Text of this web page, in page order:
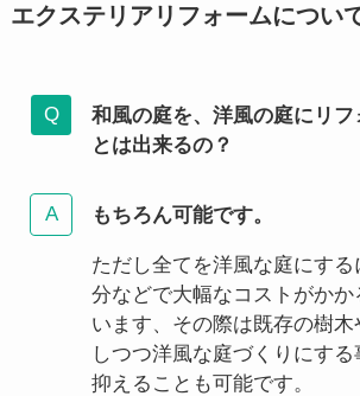
エクステリアリフォームについ
和風の庭を、洋風の庭にリフ
とは出来るの？
もちろん可能です。
ただし全てを洋風な庭にす
分などで大幅なコストがか
います、その際は既存の樹
しつつ洋風な庭づくりにす
抑えることも可能です。